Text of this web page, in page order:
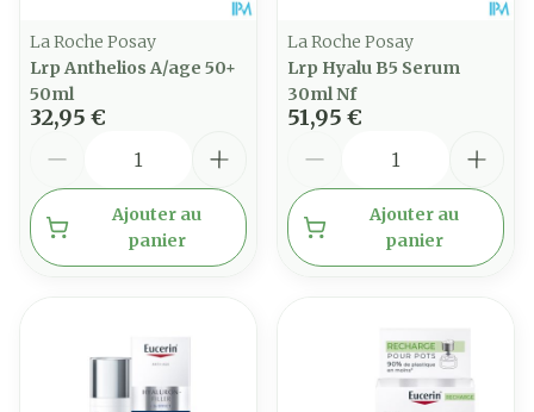
La Roche Posay
Lrp Anthelios A/age 50+
50ml
32,95 €
Ajouter au
panier
La Roche Posay
Lrp Hyalu B5 Serum
30ml Nf
51,95 €
Ajouter au
panier